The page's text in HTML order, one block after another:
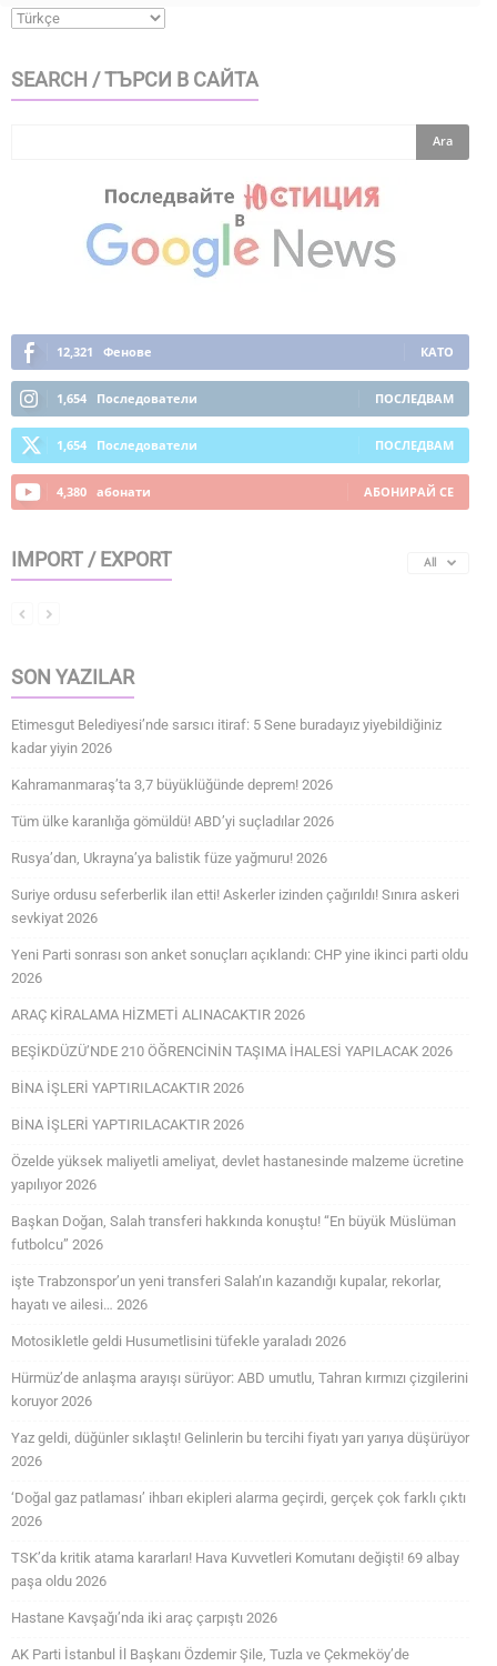
SEARCH / ТЪРСИ В САЙТА
12,321 Фенове КАТО
1,654 Последователи ПОСЛЕДВАМ
1,654 Последователи ПОСЛЕДВАМ
4,380 абонати АБОНИРАЙ СЕ
IMPORT / EXPORT All
SON YAZILAR
Etimesgut Belediyesi’nde sarsıcı itiraf: 5 Sene buradayız yiyebildiğiniz
kadar yiyin 2026
Kahramanmaraş’ta 3,7 büyüklüğünde deprem! 2026
Tüm ülke karanlığa gömüldü! ABD’yi suçladılar 2026
Rusya’dan, Ukrayna’ya balistik füze yağmuru! 2026
Suriye ordusu seferberlik ilan etti! Askerler izinden çağırıldı! Sınıra askeri
sevkiyat 2026
Yeni Parti sonrası son anket sonuçları açıklandı: CHP yine ikinci parti oldu
2026
ARAÇ KİRALAMA HİZMETİ ALINACAKTIR 2026
BEŞİKDÜZÜ’NDE 210 ÖĞRENCİNİN TAŞIMA İHALESİ YAPILACAK 2026
BİNA İŞLERİ YAPTIRILACAKTIR 2026
BİNA İŞLERİ YAPTIRILACAKTIR 2026
Özelde yüksek maliyetli ameliyat, devlet hastanesinde malzeme ücretine
yapılıyor 2026
Başkan Doğan, Salah transferi hakkında konuştu! “En büyük Müslüman
futbolcu” 2026
işte Trabzonspor’un yeni transferi Salah’ın kazandığı kupalar, rekorlar,
hayatı ve ailesi… 2026
Motosikletle geldi Husumetlisini tüfekle yaraladı 2026
Hürmüz’de anlaşma arayışı sürüyor: ABD umutlu, Tahran kırmızı çizgilerini
koruyor 2026
Yaz geldi, düğünler sıklaştı! Gelinlerin bu tercihi fiyatı yarı yarıya düşürüyor
2026
‘Doğal gaz patlaması’ ihbarı ekipleri alarma geçirdi, gerçek çok farklı çıktı
2026
TSK’da kritik atama kararları! Hava Kuvvetleri Komutanı değişti! 69 albay
paşa oldu 2026
Hastane Kavşağı’nda iki araç çarpıştı 2026
AK Parti İstanbul İl Başkanı Özdemir Şile, Tuzla ve Çekmeköy’de